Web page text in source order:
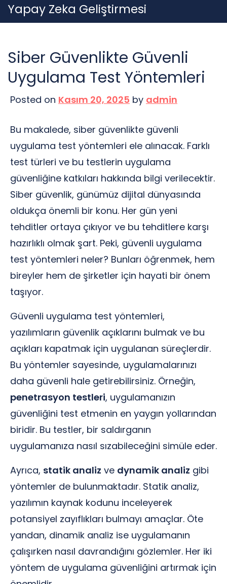
Skip
to
Yapay Zeka Geliştirmesi
Siber Güvenlikte Güvenli
Uygulama Test Yöntemleri
Posted on Kasım 20, 2025 by admin
Bu makalede, siber güvenlikte güvenli
uygulama test yöntemleri ele alınacak. Farklı
test türleri ve bu testlerin uygulama
güvenliğine katkıları hakkında bilgi verilecektir.
Siber güvenlik, günümüz dijital dünyasında
oldukça önemli bir konu. Her gün yeni
tehditler ortaya çıkıyor ve bu tehditlere karşı
hazırlıklı olmak şart. Peki, güvenli uygulama
test yöntemleri neler? Bunları öğrenmek, hem
bireyler hem de şirketler için hayati bir önem
taşıyor.
Güvenli uygulama test yöntemleri,
yazılımların güvenlik açıklarını bulmak ve bu
açıkları kapatmak için uygulanan süreçlerdir.
Bu yöntemler sayesinde, uygulamalarınızı
daha güvenli hale getirebilirsiniz. Örneğin,
penetrasyon testleri, uygulamanızın
güvenliğini test etmenin en yaygın yollarından
biridir. Bu testler, bir saldırganın
uygulamanıza nasıl sızabileceğini simüle eder.
Ayrıca, statik analiz ve dynamik analiz gibi
yöntemler de bulunmaktadır. Statik analiz,
yazılımın kaynak kodunu inceleyerek
potansiyel zayıflıkları bulmayı amaçlar. Öte
yandan, dinamik analiz ise uygulamanın
çalışırken nasıl davrandığını gözlemler. Her iki
yöntem de uygulama güvenliğini artırmak için